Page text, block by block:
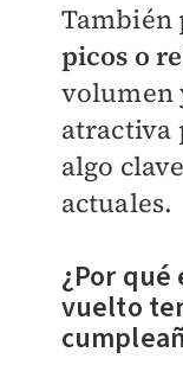
También
picos o
volumen
atractiva
algo
actuales.
¿Por qué
vuelto